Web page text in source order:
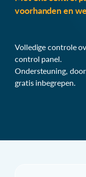
voorhanden en
Volledige controle
control panel.
Ondersteuning,
gratis inbegrepen.